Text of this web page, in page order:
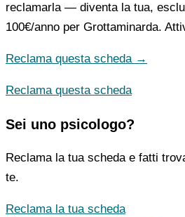
reclamarla — diventa la tua,
100€/anno per Grottaminarda.
Reclama questa scheda →
Reclama questa scheda
Sei uno psicologo?
Reclama la tua scheda e fatti
te.
Reclama la tua scheda